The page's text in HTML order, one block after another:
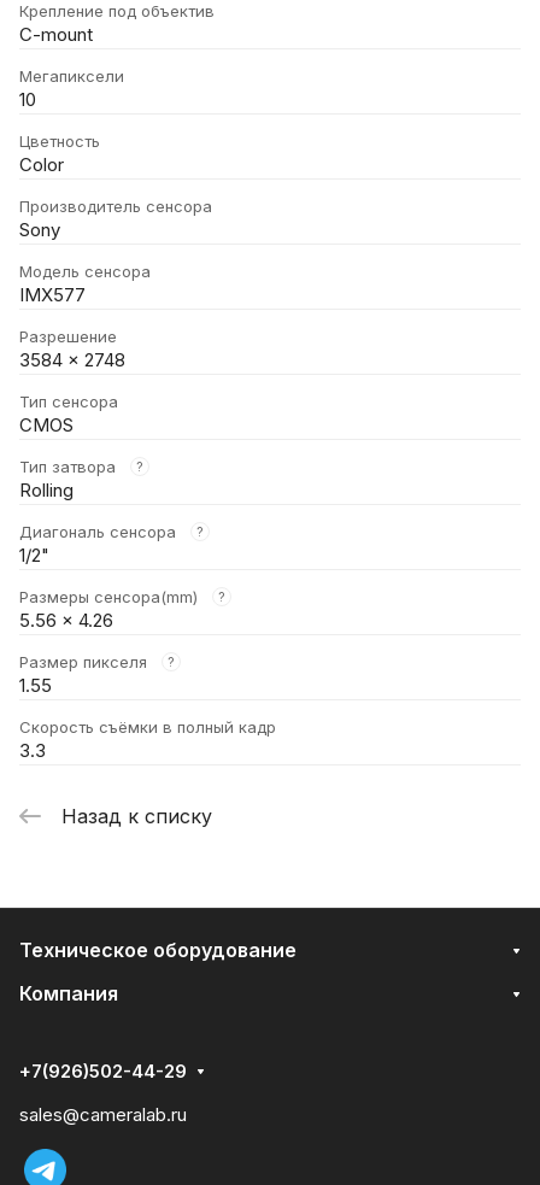
Крепление под объектив
C-mount
Мегапиксели
10
Цветность
Color
Производитель сенсора
Sony
Модель сенсора
IMX577
Разрешение
3584 × 2748
Тип сенсора
CMOS
Тип затвора ?
Rolling
Диагональ сенсора ?
1/2"
Размеры сенсора(mm) ?
5.56 × 4.26
Размер пикселя ?
1.55
Скорость съёмки в полный кадр
3.3
Назад к списку
Техническое оборудование
Компания
+7(926)502-44-29
sales@cameralab.ru